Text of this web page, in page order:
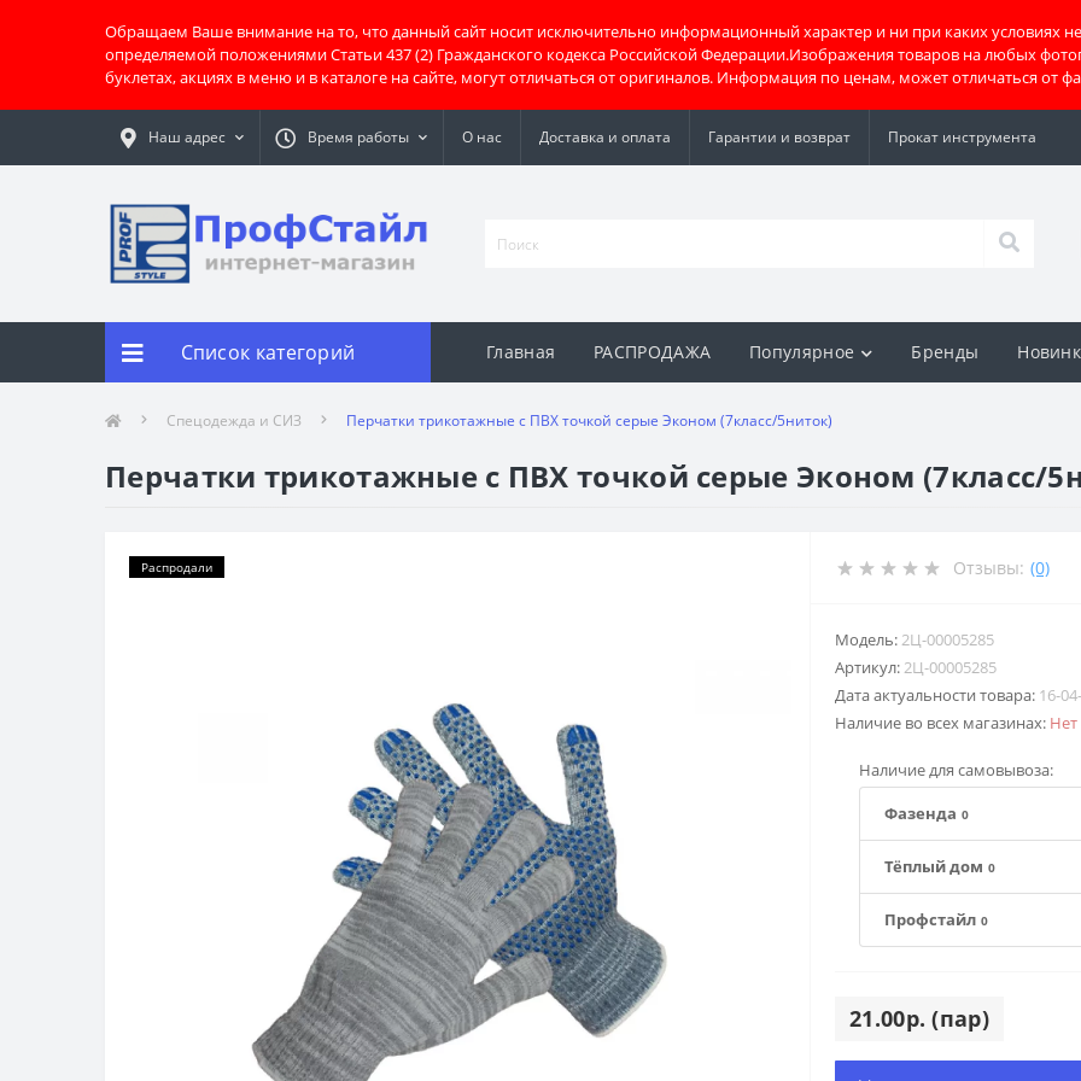
Обращаем Ваше внимание на то, что данный сайт носит исключительно информационный характер и ни при каких условиях
определяемой положениями Статьи 437 (2) Гражданского кодекса Российской Федерации.Изображения товаров на любых
буклетах, акциях в меню и в каталоге на сайте, могут отличаться от оригиналов. Информация по ценам, может отличаться от
Наш адрес Время работы О нас Доставка и оплата Гарантии и возврат Прокат инструмента
Список категорий Главная РАСПРОДАЖА Популярное Бренды
Спецодежда и СИЗ Перчатки трикотажные с ПВХ точкой серые Эконом (7класс/5ниток)
Перчатки трикотажные с ПВХ точкой серые Эконом (7класс/
Распродали Отзывы: (0)
Модель:2Ц-00005285
Артикул:2Ц-00005285
Дата актуальности товара: 16-
Наличие во всех магазинах:
Наличие для самовывоза:
Фазенда 0
Тёплый дом 0
Профстайл 0
21.00р. (пар)